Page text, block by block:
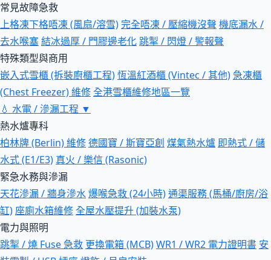
常見故障急救
上格凍下格唔凍 (風扇/溶雪)完全唔凍 / 壓縮機沒聲 機底漏水 /
去水喉塞結冰過厚 / 門膠邊老化跳掣 / 閃燈 / 警報聲
特殊類型與商用
嵌入式雪櫃 (拆裝廚櫃工程)恆溫紅酒櫃 (Vintec / 其他)急凍櫃
(Chest Freezer) 維修全港雪櫃維修地區一覽
💧 水電 / 滲漏工程 ▼
熱水爐專科
柏林牌 (Berlin) 維修德國寶 / 斯寶亞創 煤氣熱水爐 即熱式 / 儲
水式 (E1/E3) 真火 / 樂信 (Rasonic)
緊急水務與滲漏
天花滲漏 / 牆身滲水爆喉急救 (24小時)通渠服務 (馬桶/廚房/浴
缸) 座廁水箱維修全屋水壓提升 (加裝水泵)
電力與照明
跳掣 / 燒 Fuse 急救 更換電箱 (MCB)WR1 / WR2 電力證明書 安